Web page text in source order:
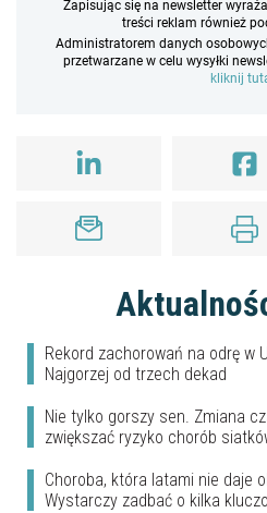
Zapisując się na newsletter
treści reklam również
Administratorem danych
przetwarzane w celu wysyłki
kliknij
Rekord zachorowań na odrę w
Najgorzej od trzech dekad
Nie tylko gorszy sen. Zmiana
zwiększać ryzyko chorób
Choroba, która latami nie daje
Wystarczy zadbać o kilka